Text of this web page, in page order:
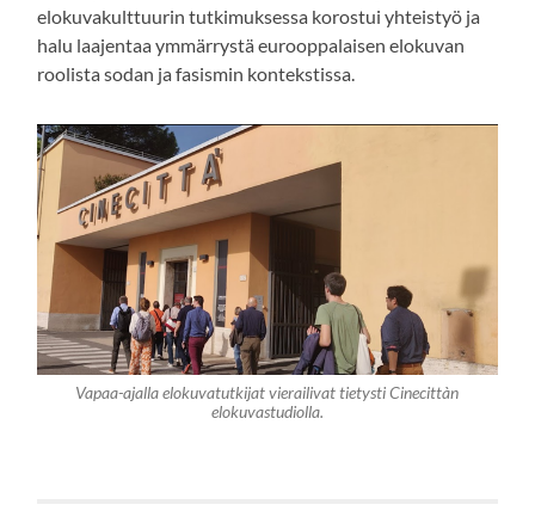
elokuvakulttuurin tutkimuksessa korostui yhteistyö ja
halu laajentaa ymmärrystä eurooppalaisen elokuvan
roolista sodan ja fasismin kontekstissa.
Vapaa-ajalla elokuvatutkijat vierailivat tietysti Cinecittàn
elokuvastudiolla.